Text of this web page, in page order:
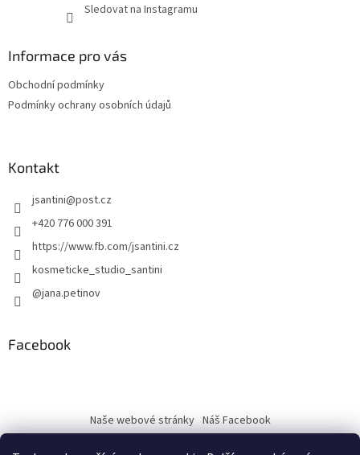
Sledovat na Instagramu
Informace pro vás
Obchodní podmínky
Podmínky ochrany osobních údajů
Kontakt
jsantini@post.cz
+420 776 000 391
https://www.fb.com/jsantini.cz
kosmeticke_studio_santini
@jana.petinov
Facebook
Naše webové stránky Náš Facebook